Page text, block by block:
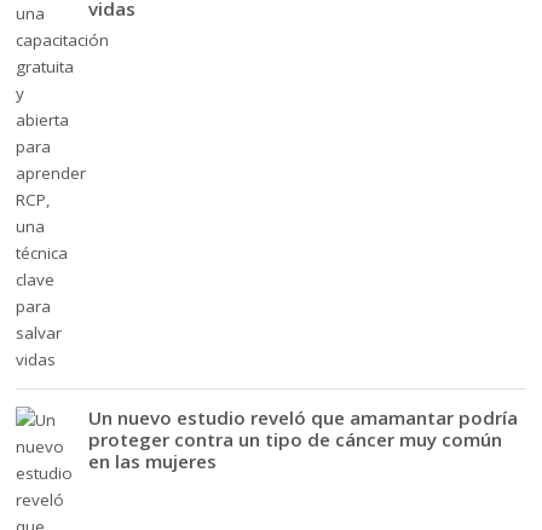
vidas
Un nuevo estudio reveló que amamantar podría
proteger contra un tipo de cáncer muy común
en las mujeres